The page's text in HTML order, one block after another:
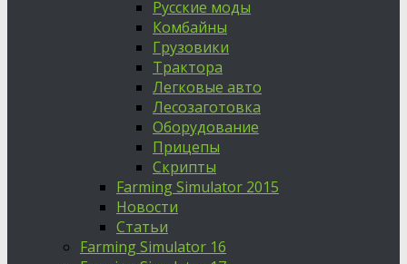
Русские моды
Комбайны
Грузовики
Трактора
Легковые авто
Лесозаготовка
Оборудование
Прицепы
Скрипты
Farming Simulator 2015
Новости
Статьи
Farming Simulator 16